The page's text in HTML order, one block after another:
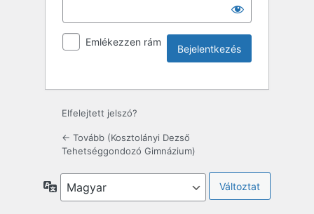
Emlékezzen rám
Elfelejtett jelszó?
← Tovább (Kosztolányi Dezső
Tehetséggondozó Gimnázium)
Nyelv